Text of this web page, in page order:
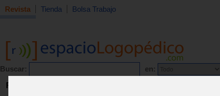
Revista Tienda Bolsa Trabajo
Buscar: en:
Revista